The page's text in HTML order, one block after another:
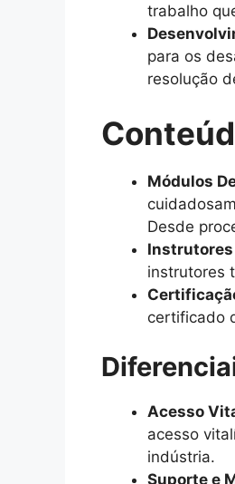
trabalho
para os
resolução
Módulos
Desde
instrutores
certificado
Acesso
acesso
indústria.
Suporte e